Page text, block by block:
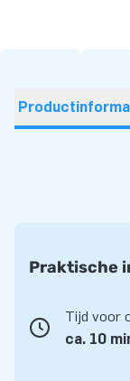
Praktische
Tijd voor
ca. 10